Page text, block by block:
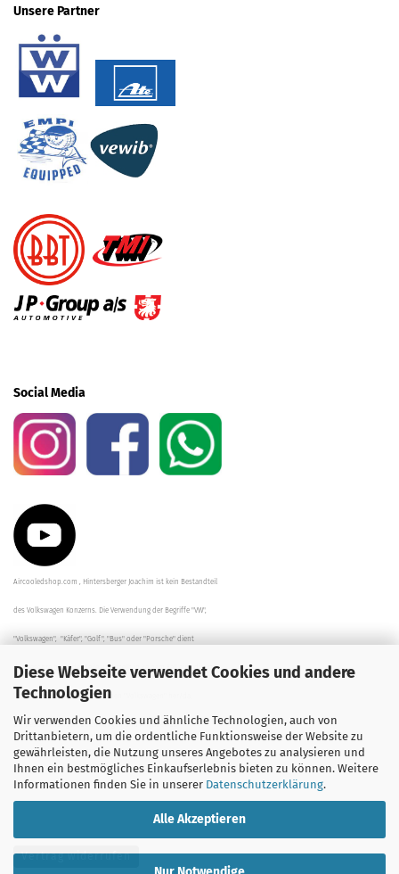
Diese Webseite verwendet Cookies und andere
Technologien
Wir verwenden Cookies und ähnliche Technologien, auch von
Drittanbietern, um die ordentliche Funktionsweise der Website zu
gewährleisten, die Nutzung unseres Angebotes zu analysieren und
Ihnen ein bestmögliches Einkaufserlebnis bieten zu können. Weitere
Informationen finden Sie in unserer Datenschutzerklärung.
Alle Akzeptieren
Unsere Partner
Social Media
Aircooledshop.com , Hintersberger Joachim ist kein Bestandteil
des Volkswagen Konzerns. Die Verwendung der Begriffe "VW",
"Volkswagen", "Käfer", "Golf", "Bus" oder "Porsche" dient
der Beschreibung der Teile und stellt in keinem Fall eine direkte
Verbindung zu dem Unternehmen "Volkswagen" her/da.
Die Beschreibungen, Zeichnungen und Angaben zur
Verwendung sind sorgfältig überprüft worden.
Vertrag widerrufen